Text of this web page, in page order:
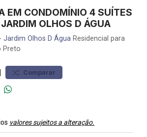
EM CONDOMÍNIO 4 SUÍTES
OLHOS D ÁGUA
- Jardim Olhos D Água Residencial para
Preto
| Comparar
valores sujeitos a alteração.